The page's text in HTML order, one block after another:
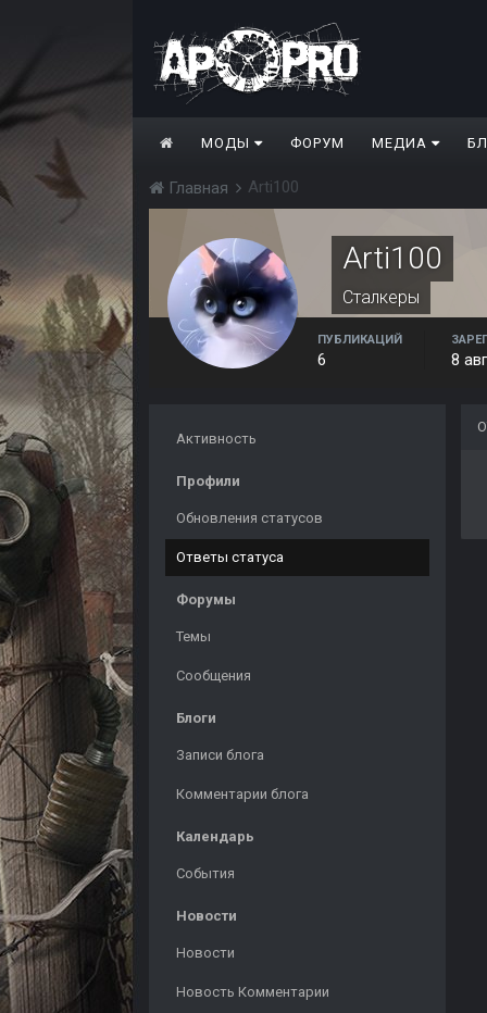
МОДЫ ФОРУМ МЕДИА
Главная Arti100
Arti100
Сталкеры
ПУБЛИКАЦИЙ
6 8
Активность
Профили
Обновления статусов
Ответы статуса
Форумы
Темы
Сообщения
Блоги
Записи блога
Комментарии блога
Календарь
События
Новости
Новости
Новость Комментарии